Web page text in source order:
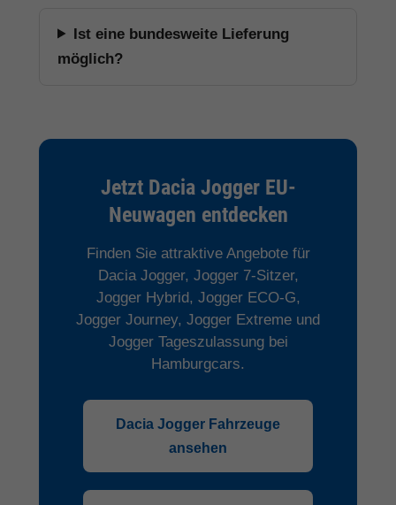
Ist eine bundesweite Lieferung
möglich?
Jetzt Dacia Jogger EU-
Neuwagen entdecken
Finden Sie attraktive Angebote für
Dacia Jogger, Jogger 7-Sitzer,
Jogger Hybrid, Jogger ECO-G,
Jogger Journey, Jogger Extreme und
Jogger Tageszulassung bei
Hamburgcars.
Dacia Jogger Fahrzeuge
ansehen